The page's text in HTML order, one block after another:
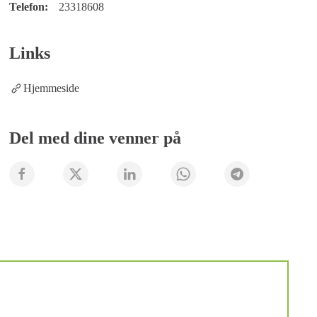
Telefon: 23318608
Links
Hjemmeside
Del med dine venner på